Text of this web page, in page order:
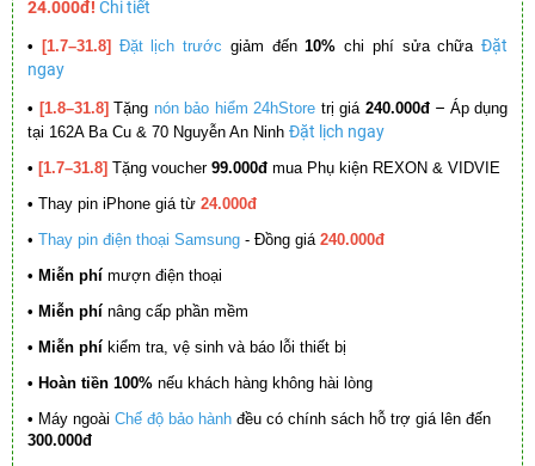
24.000đ! Chi tiết
• [1.7–31.8] Đặt lịch trước giảm đến10% chi phí sửa chữa Đặt
ngay
• [1.8–31.8] Tặng nón bảo hiểm 24hStore trị giá 240.000đ – Áp dụng
tại 162A Ba Cu & 70 Nguyễn An Ninh Đặt lịch ngay
• [1.7–31.8] Tặng voucher 99.000đ mua Phụ kiện REXON & VIDVIE
• Thay pin iPhone giá từ 24.000đ
• Thay pin điện thoại Samsung - Đồng giá 240.000đ
• Miễn phí mượn điện thoại
• Miễn phí nâng cấp phần mềm
• Miễn phí kiểm tra, vệ sinh và báo lỗi thiết bị
• Hoàn tiền 100% nếu khách hàng không hài lòng
• Máy ngoài Chế độ bảo hành đều có chính sách hỗ trợ giá lên đến
300.000đ